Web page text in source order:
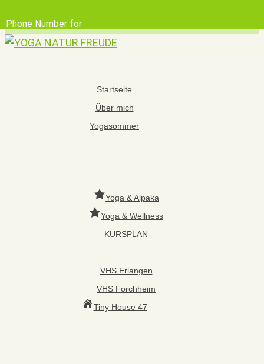
Startseite
Über mich
Yogasommer
Yoga & Alpaka
Yoga & Wellness
KURSPLAN
—————————
VHS Erlangen
VHS Forchheim
Tiny House 47
Phone Number for
calling
Email Address